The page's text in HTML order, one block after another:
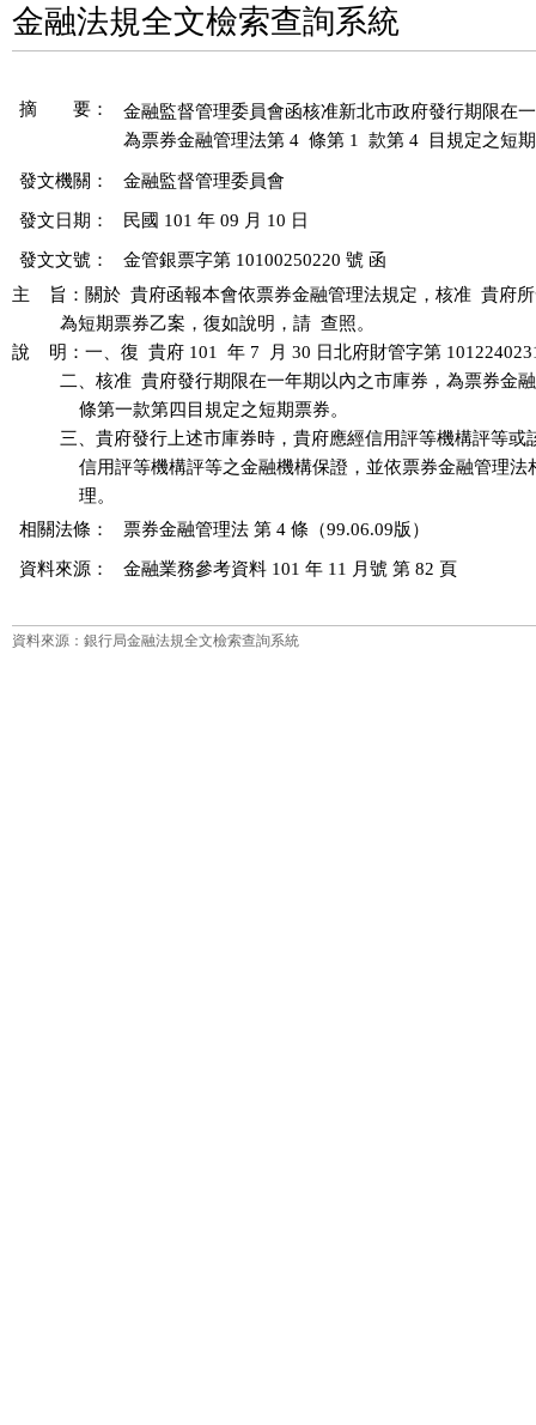
金融法規全文檢索查詢系統
摘 要： 金融監督管理委員會函核准新北市政府發行期限在
發文機關： 金融監督管理委員會
發文日期： 民國 101 年 09 月 10 日
發文文號：
金管銀票字第 10100250220 號 函
主    旨：關於  貴府函報本會依票券金融管理法規定，核准  貴府
          為短期票券乙案，復如說明，請  查照。
說    明：一、復  貴府 101  年 7  月 30 日北府財管字第
二、核准  貴府發行期限在一年期以內之市庫券，為票券金
              條第一款第四目規定之短期票券。
三、貴府發行上述市庫券時，貴府應經信用評等機構評等
信用評等機構評等之金融機構保證，並依票券金融管理
相關法條：
票券金融管理法 第 4 條（99.06.09版）
資料來源： 金融業務參考資料 101 年 11 月號 第 82 頁
資料來源：銀行局金融法規全文檢索查詢系統